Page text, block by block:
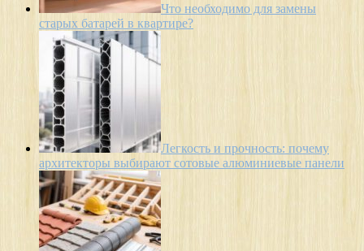
Что необходимо для замены
старых батарей в квартире?
Легкость и прочность: почему
архитекторы выбирают сотовые алюминиевые панели